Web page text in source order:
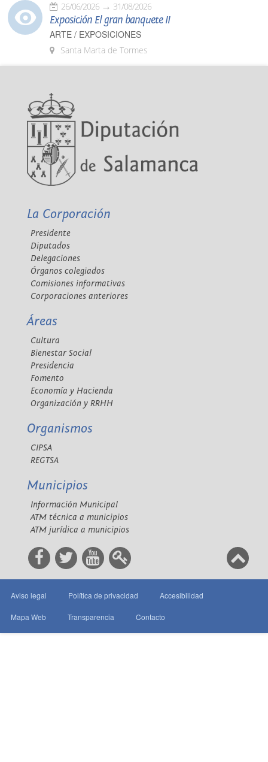
26/06/2026 31/08/2026
Exposición El gran banquete II
ARTE / EXPOSICIONES
Santa Marta de Tormes
La Corporación
Presidente
Diputados
Delegaciones
Órganos colegiados
Comisiones informativas
Corporaciones anteriores
Áreas
Cultura
Bienestar Social
Presidencia
Fomento
Economía y Hacienda
Organización y RRHH
Organismos
CIPSA
REGTSA
Municipios
Información Municipal
ATM técnica a municipios
ATM jurídica a municipios
Aviso legal Política de privacidad Accesibilidad
Mapa Web Transparencia Contacto